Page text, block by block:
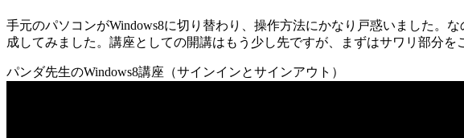
手元のパソコンがWindows8に切り替わり、操作方法にかなり戸惑いました。
成してみました。講座としての開講はもう少し先ですが、まずはサワリ部分を
パンダ先生のWindows8講座（サインインとサインアウト）